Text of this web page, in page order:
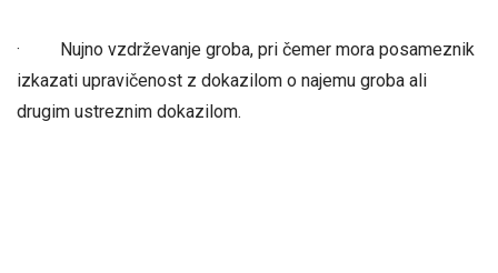
· Nujno vzdrževanje groba, pri čemer mora posameznik
izkazati upravičenost z dokazilom o najemu groba ali
drugim ustreznim dokazilom.